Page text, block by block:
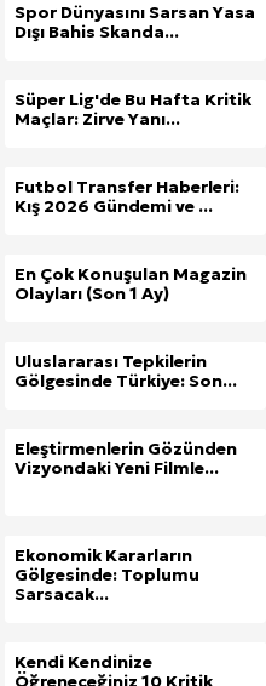
Spor Dünyasını Sarsan Yasa
Dışı Bahis Skanda...
Süper Lig'de Bu Hafta Kritik
Maçlar: Zirve Yanı...
Futbol Transfer Haberleri:
Kış 2026 Gündemi ve ...
En Çok Konuşulan Magazin
Olayları (Son 1 Ay)
Uluslararası Tepkilerin
Gölgesinde Türkiye: Son...
Eleştirmenlerin Gözünden
Vizyondaki Yeni Filmle...
Ekonomik Kararların
Gölgesinde: Toplumu
Sarsacak...
Kendi Kendinize
Öğreneceğiniz 10 Kritik